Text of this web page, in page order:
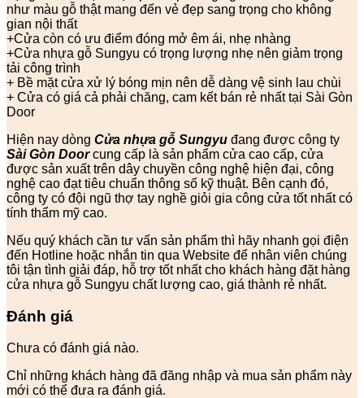
như màu gỗ thật mang đến vẻ đẹp sang trọng cho không
gian nội thất
+Cửa còn có ưu điểm đóng mở êm ái, nhẹ nhàng
+Cửa nhựa gỗ Sungyu có trọng lượng nhẹ nên giảm trọng
tải công trình
+ Bề mặt cửa xử lý bóng mịn nên dễ dàng vệ sinh lau chùi
+ Cửa có giá cả phải chăng, cam kết bán rẻ nhất tại Sài Gòn
Door
Hiện nay dòng Cửa nhựa gỗ Sungyu đang được công ty
Sài Gòn Doorcung cấp là sản phẩm cửa cao cấp, cửa
được sản xuất trên dây chuyền công nghệ hiện đại, công
nghệ cao đạt tiêu chuẩn thông số kỹ thuật. Bên cạnh đó,
công ty có đội ngũ thợ tay nghề giỏi gia công cửa tốt nhất có
tính thẩm mỹ cao.
Nếu quý khách cần tư vấn sản phẩm thì hãy nhanh gọi điện
đến Hotline hoặc nhắn tin qua Website để nhân viên chúng
tôi tận tình giải đáp, hỗ trợ tốt nhất cho khách hàng đặt hàng
cửa nhựa gỗ Sungyu chất lượng cao, giá thành rẻ nhất.
Đánh giá
Chưa có đánh giá nào.
Chỉ những khách hàng đã đăng nhập và mua sản phẩm này
mới có thể đưa ra đánh giá.